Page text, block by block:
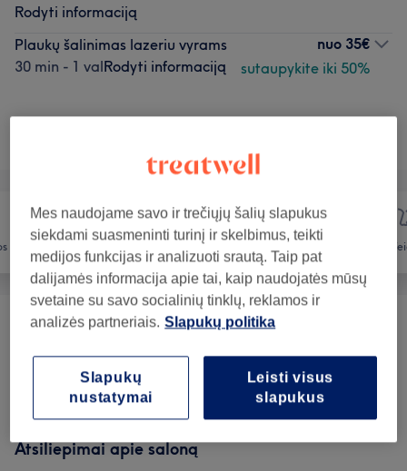
Rodyti informaciją
Plaukų šalinimas lazeriu vyrams
30 min - 1 valRodyti informaciją
nuo 35€
sutaupykite iki 50%
Neradai ko ieškojai?
Depiliacija (3)
Ilgalaikis Plaukų Šalinimas nuo 22€
Atsiliepimai apie saloną
Mes naudojame savo ir trečiųjų šalių slapukus
siekdami suasmeninti turinį ir skelbimus, teikti
medijos funkcijas ir analizuoti srautą. Taip pat
dalijamės informacija apie tai, kaip naudojatės mūsų
svetaine su savo socialinių tinklų, reklamos ir
analizės partneriais. Slapukų politika
Leisti visus
slapukus
Slapukų
nustatymai